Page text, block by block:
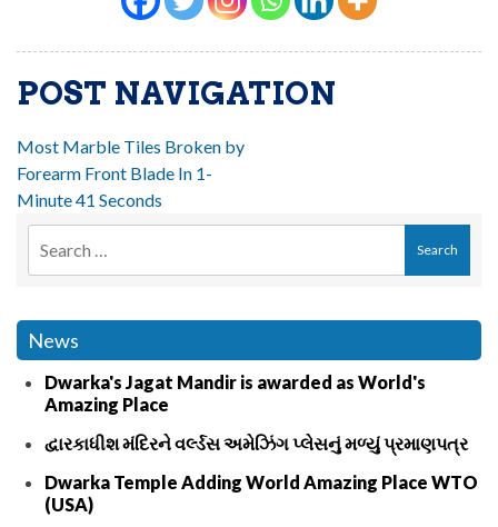
POST NAVIGATION
Most Marble Tiles Broken by
Forearm Front Blade In 1-
Minute 41 Seconds
News
Dwarka's Jagat Mandir is awarded as World's
Amazing Place
દ્વારકાધીશ મંદિરને વર્લ્ડસ અમેઝિંગ પ્લેસનું મળ્યું પ્રમાણપત્ર
Dwarka Temple Adding World Amazing Place WTO
(USA)